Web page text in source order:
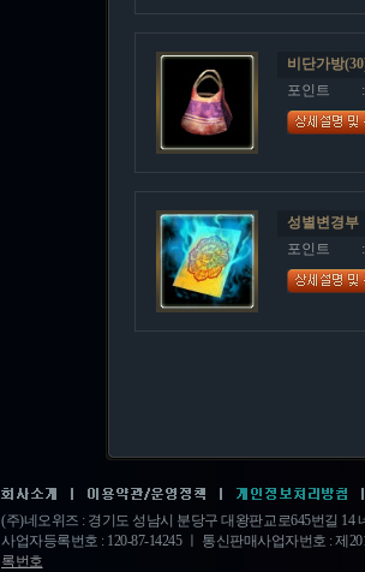
비단가방
포인트
성별변경부
포인트
(주)네오위즈 : 경기도 성남시 분당구 대왕판교로645번길 14
사업자등록번호 : 120-87-14245 ㅣ 통신판매사업자번호 : 제
록번호